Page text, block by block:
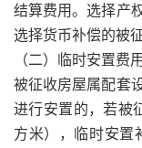
结算费用。选择产
选择货币补偿的被
（二）临时安置费用
被征收房屋属配套
进行安置的，若被
方米），临时安